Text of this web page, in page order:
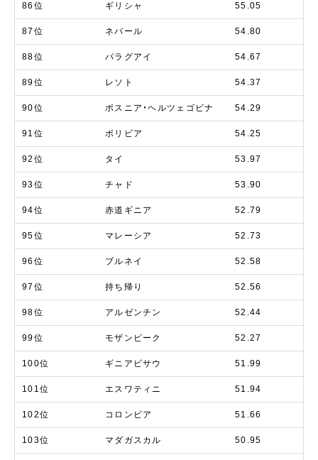
86位 ギリシャ 55.05
87位 ネパール 54.80
88位 パラグアイ 54.67
89位 レソト 54.37
90位 ボスニア・ヘルツェゴビナ 54.29
91位 ボリビア 54.25
92位 タイ 53.97
93位 チャド 53.90
94位 赤道ギニア 52.79
95位 マレーシア 52.73
96位 ブルネイ 52.58
97位 持ち帰り 52.56
98位 アルゼンチン 52.44
99位 モザンビーク 52.27
100位 ギニアビサウ 51.99
101位 エスワティニ 51.94
102位 コロンビア 51.66
103位 マダガスカル 50.95